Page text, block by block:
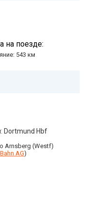
на поезде:
543 км
Dortmund Hbf
Arnsberg (Westf)
AG)